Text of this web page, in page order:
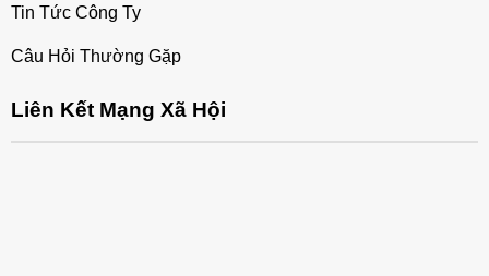
Tin Tức Công Ty
Câu Hỏi Thường Gặp
Liên Kết Mạng Xã Hội